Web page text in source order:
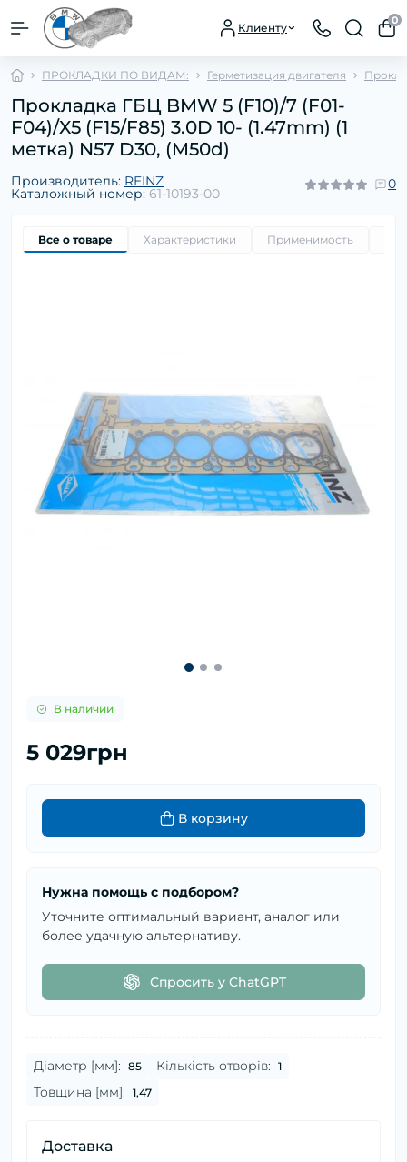
Клиенту
0
ПРОКЛАДКИ ПО ВИДАМ: Герметизация двигателя
Прокладка ГБЦ BMW 5 (F10)/7 (F01-
F04)/X5 (F15/F85) 3.0D 10- (1.47mm) (1
метка) N57 D30, (M50d)
Производитель: REINZ
Каталожный номер: 61-10193-00
0
Все о товаре Характеристики Применимость
В наличии
5 029грн
В корзину
Нужна помощь с подбором?
Уточните оптимальный вариант, аналог или
более удачную альтернативу.
Спросить у ChatGPT
Діаметр [мм]: 85 Кількість отворів: 1
Товщина [мм]: 1,47
Доставка